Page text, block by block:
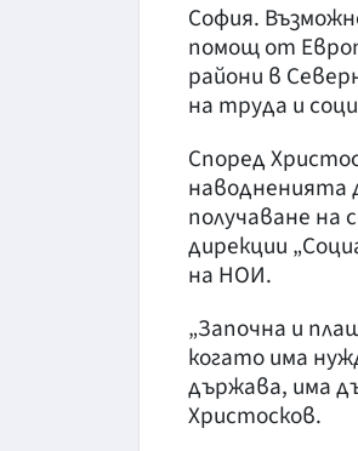
София.
помощ от
райони в
на труда и
Според
наводненията
получаване на
дирекции
на НОИ.
„Започна и
когато има
държава, има
Христосков.